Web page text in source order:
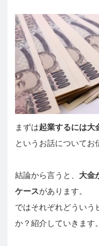
まずは起業するには大
というお話についてお
結論から言うと、 大金
ケースがあります。
ではそれぞれどういう
か？紹介していきます。